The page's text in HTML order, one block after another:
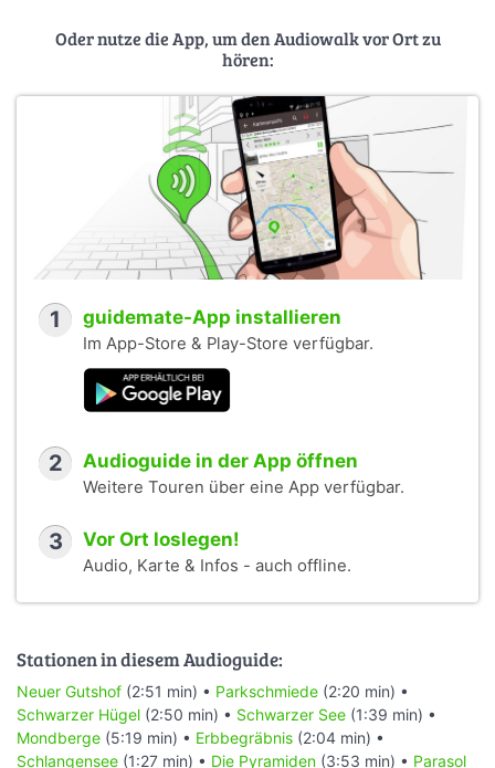
Oder nutze die App, um den Audiowalk vor Ort zu
hören:
1 guidemate-App installieren
Im App-Store & Play-Store verfügbar.
2 Audioguide in der App öffnen
Weitere Touren über eine App verfügbar.
3 Vor Ort loslegen!
Audio, Karte & Infos - auch offline.
Stationen in diesem Audioguide:
Neuer Gutshof (2:51 min) • Parkschmiede (2:20 min) •
Schwarzer Hügel (2:50 min) • Schwarzer See (1:39 min) •
Mondberge (5:19 min) • Erbbegräbnis (2:04 min) •
Schlangensee (1:27 min) • Die Pyramiden (3:53 min) • Parasol